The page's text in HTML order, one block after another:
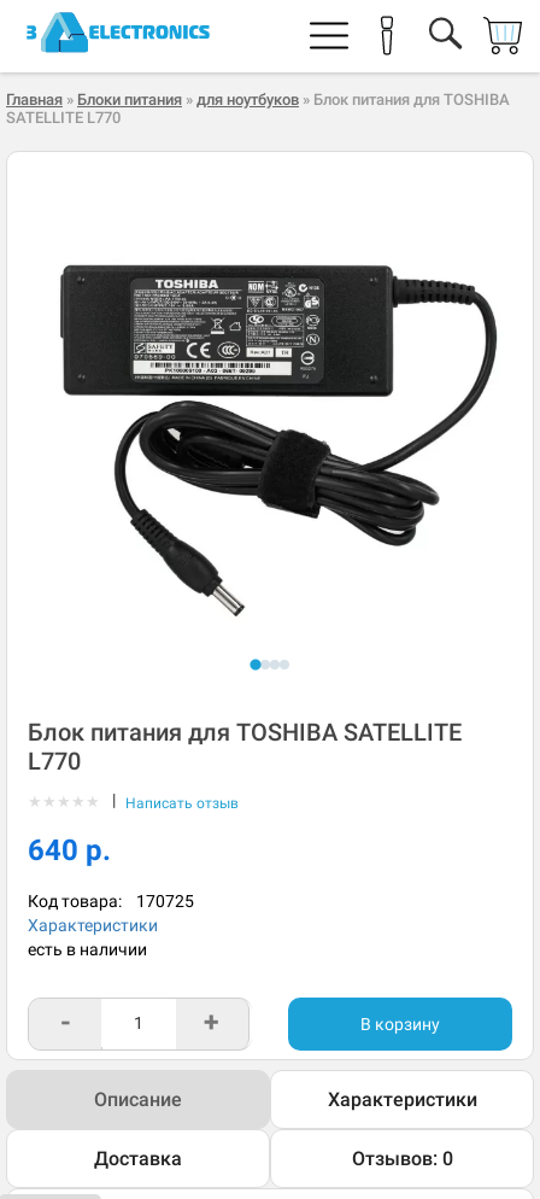
Главная » Блоки питания » для ноутбуков » Блок питания для TOSHIBA
SATELLITE L770
Блок питания для TOSHIBA SATELLITE
L770
★ ★ ★ ★ ★ | Написать отзыв
640 р.
Код товара: 170725
Характеристики
есть в наличии
- + В корзину
Описание Характеристики
Доставка Отзывов: 0